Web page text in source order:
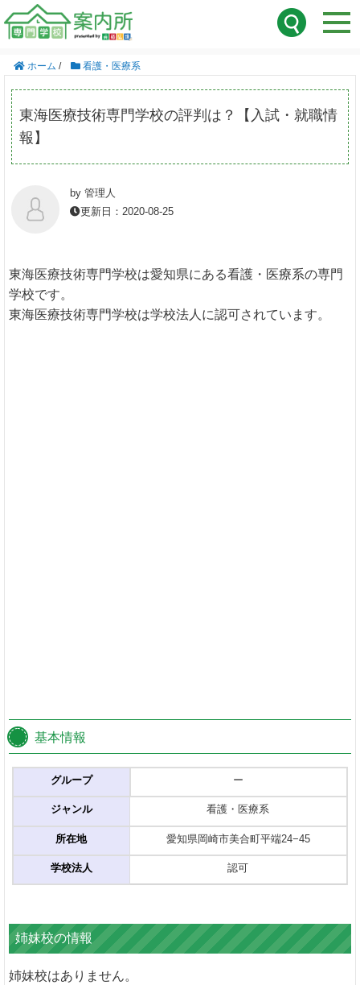
ホーム / 看護・医療系
東海医療技術専門学校の評判は？【入試・就職情
報】
by 管理人
更新日：2020-08-25
東海医療技術専門学校は愛知県にある看護・医療系の専門
学校です。
東海医療技術専門学校は学校法人に認可されています。
基本情報
グループ
ジャンル
所在地
学校法人
ー
看護・医療系
愛知県岡崎市美合町平端24−45
認可
姉妹校の情報
姉妹校はありません。